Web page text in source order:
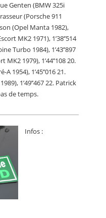
Genten (BMW 325i
(Porsche 911
(Opel Manta 1982),
MK2 1971), 1’38’’514
Turbo 1984), 1’43’’897
1979), 1’44’’108 20.
1954), 1’45’’016 21.
1’49’’467 22. Patrick
de temps.
Infos :